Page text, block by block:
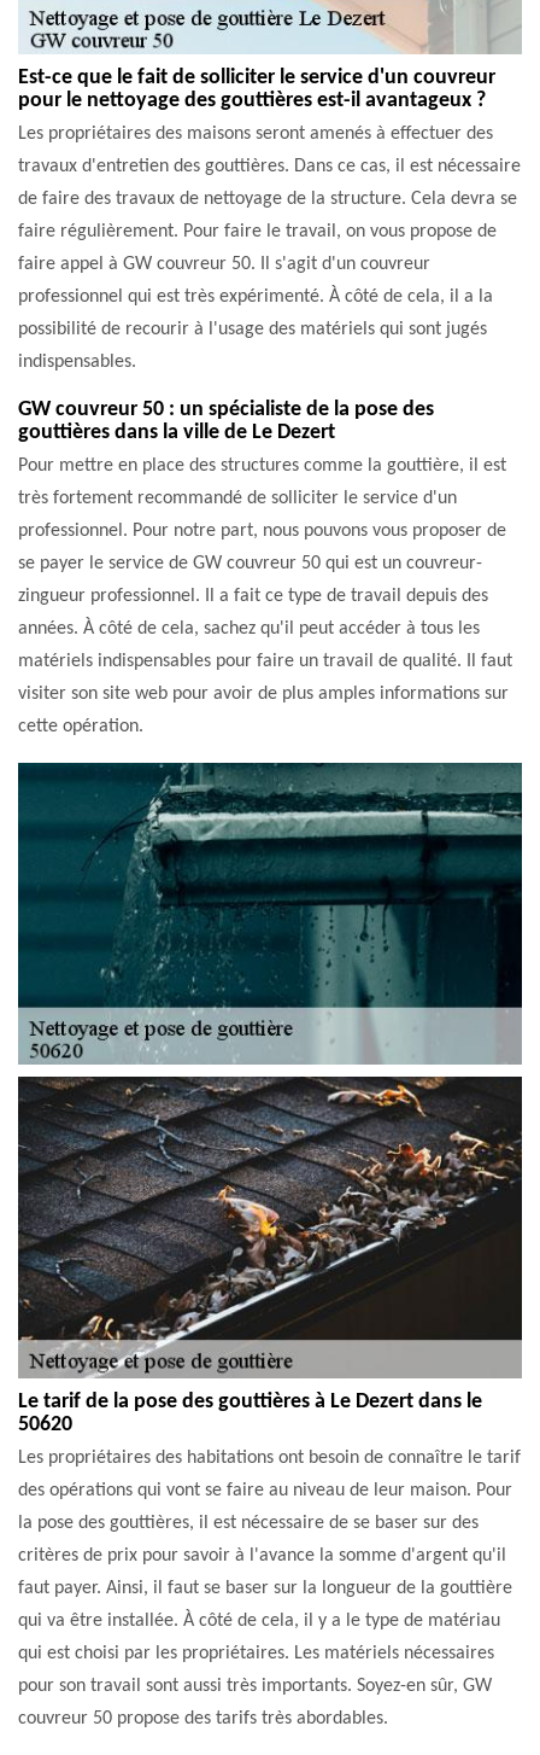
Est-ce que le fait de solliciter le service d'un couvreur
pour le nettoyage des gouttières est-il avantageux ?
Les propriétaires des maisons seront amenés à effectuer des
travaux d'entretien des gouttières. Dans ce cas, il est nécessaire
de faire des travaux de nettoyage de la structure. Cela devra se
faire régulièrement. Pour faire le travail, on vous propose de
faire appel à GW couvreur 50. Il s'agit d'un couvreur
professionnel qui est très expérimenté. À côté de cela, il a la
possibilité de recourir à l'usage des matériels qui sont jugés
indispensables.
GW couvreur 50 : un spécialiste de la pose des
gouttières dans la ville de Le Dezert
Pour mettre en place des structures comme la gouttière, il est
très fortement recommandé de solliciter le service d'un
professionnel. Pour notre part, nous pouvons vous proposer de
se payer le service de GW couvreur 50 qui est un couvreur-
zingueur professionnel. Il a fait ce type de travail depuis des
années. À côté de cela, sachez qu'il peut accéder à tous les
matériels indispensables pour faire un travail de qualité. Il faut
visiter son site web pour avoir de plus amples informations sur
cette opération.
Le tarif de la pose des gouttières à Le Dezert dans le
50620
Les propriétaires des habitations ont besoin de connaître le tarif
des opérations qui vont se faire au niveau de leur maison. Pour
la pose des gouttières, il est nécessaire de se baser sur des
critères de prix pour savoir à l'avance la somme d'argent qu'il
faut payer. Ainsi, il faut se baser sur la longueur de la gouttière
qui va être installée. À côté de cela, il y a le type de matériau
qui est choisi par les propriétaires. Les matériels nécessaires
pour son travail sont aussi très importants. Soyez-en sûr, GW
couvreur 50 propose des tarifs très abordables.